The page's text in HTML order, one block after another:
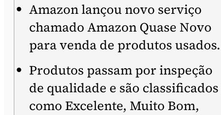
Amazon lançou novo serviço
chamado Amazon Quase Novo
para venda de produtos usados.
Produtos passam por inspeção
de qualidade e são classificados
como Excelente, Muito Bom,